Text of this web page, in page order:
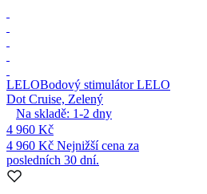
LELOBodový stimulátor LELO
Dot Cruise, Zelený
Na skladě: 1-2 dny
4 960 Kč
4 960 Kč Nejnižší cena za
posledních 30 dní.